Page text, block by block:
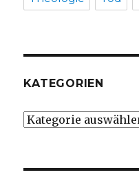
KATEGORIEN
Kategorien